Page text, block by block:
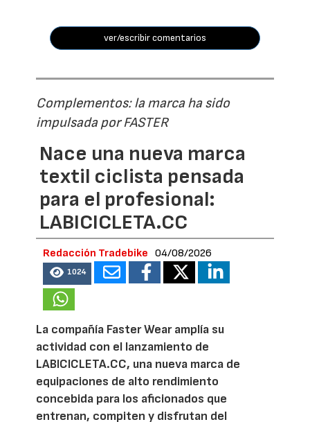
ver/escribir comentarios
Complementos: la marca ha sido
impulsada por FASTER
Nace una nueva marca
textil ciclista pensada
para el profesional:
LABICICLETA.CC
Redacción Tradebike 04/08/2026
1024
La compañía Faster Wear amplía su
actividad con el lanzamiento de
LABICICLETA.CC, una nueva marca de
equipaciones de alto rendimiento
concebida para los aficionados que
entrenan, compiten y disfrutan del